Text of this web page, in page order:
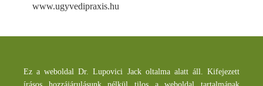
www.ugyvedipraxis.hu
Ez a weboldal Dr. Lupovici Jack oltalma alatt áll. Kifejezett